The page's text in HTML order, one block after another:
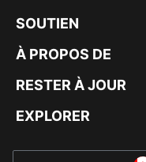
SOUTIEN
À PROPOS DE
RESTER À JOUR
EXPLORER